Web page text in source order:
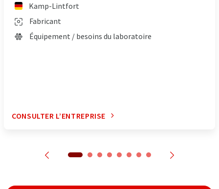
Kamp-Lintfort
Fabricant
Équipement / besoins du laboratoire
CONSULTER L’ENTREPRISE